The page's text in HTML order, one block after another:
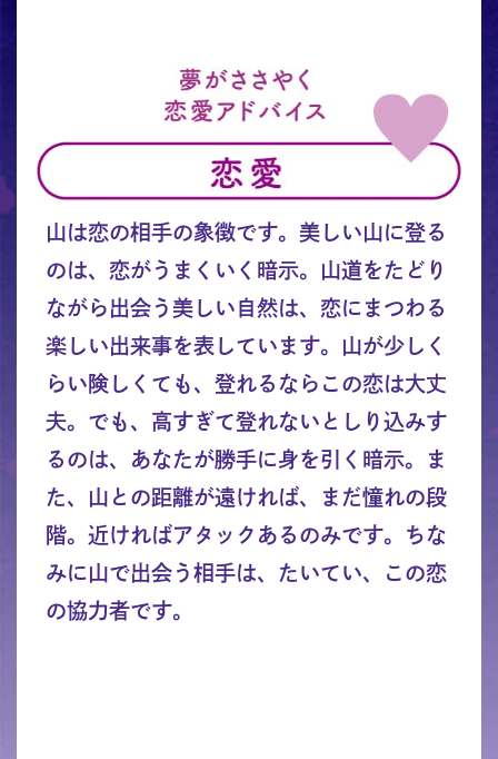
山は恋の相手の象徴です。美しい山に登る
のは、恋がうまくいく暗示。山道をたどり
ながら出会う美しい自然は、恋にまつわる
楽しい出来事を表しています。山が少しく
らい険しくても、登れるならこの恋は大丈
夫。でも、高すぎて登れないとしり込みす
るのは、あなたが勝手に身を引く暗示。ま
た、山との距離が遠ければ、まだ憧れの段
階。近ければアタックあるのみです。ちな
みに山で出会う相手は、たいてい、この恋
の協力者です。